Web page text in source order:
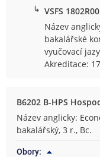
↳ VSFS
Název
bakalářské
vyučovací
Akreditace:
B6202 B-HPS
Název anglicky:
bakalářský, 3 r., Bc.
Obory: